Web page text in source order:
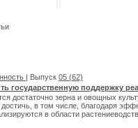
| Выпуск 05 (62)
государственную поддержку
достаточно зерна и овощных
достичь, в том числе, благодаря
в области